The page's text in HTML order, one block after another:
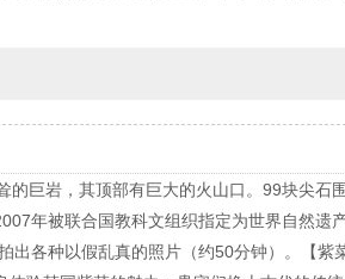
巨岩，其顶部有巨大的火山口。99块尖石
年被联合国教科文组织指定为世界自然遗
各种以假乱真的照片（约50分钟）。【紫